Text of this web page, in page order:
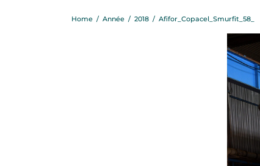
Home / Année / 2018 / Afifor_Copacel_Smurfit_58_